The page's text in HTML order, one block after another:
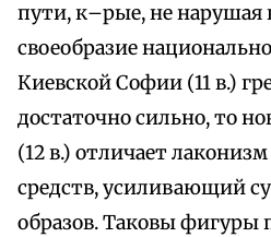
пути, к–рые, не нарушая
своеобразие
Киевской Софии (11 в.)
достаточно сильно, то
(12 в.) отличает
средств, усиливающий
образов. Таковы фигуры